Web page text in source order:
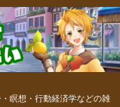
瞑想・行動経済学などの雑